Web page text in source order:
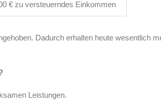
€ zu versteuerndes Einkommen
Dadurch erhalten heute wesentlich
Leistungen.